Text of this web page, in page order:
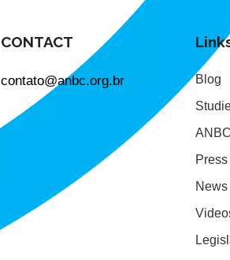
CONTACT
contato@anbc.org.br
Blog
News